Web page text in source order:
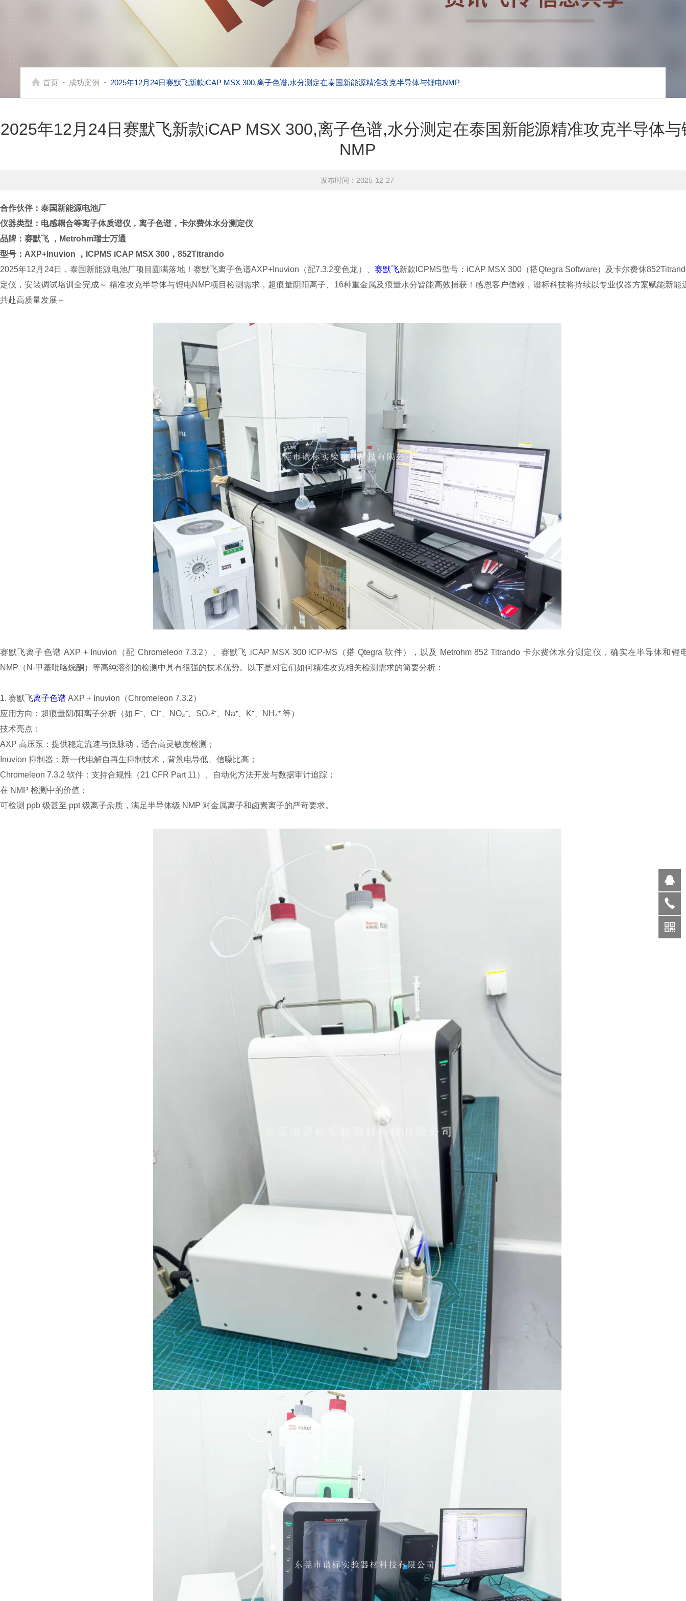
首页 - 成功案例 - 2025年12月24日赛默飞新款iCAP MSX 300,离子色谱,水分测定在泰国新能源精准攻克半导体与锂电NMP
2025年12月24日赛默飞新款iCAP MSX 300,离子色谱,水分测定在泰国新能源精准攻克半导体与
NMP
发布时间：2025-12-27
合作伙伴： 泰国新能源电池厂
仪器类型：电感耦合等离子体质谱仪， 离子色谱，卡尔费休水分测定仪
品牌： 赛默飞 ， Metrohm瑞士万通
型号： AXP+Inuvion ，ICPMS iCAP MSX 300，852Titrando
2025年12月24日，泰国新能源电池厂项目圆满落地！赛默飞离子色谱AXP+Inuvion（配7.3.2变色龙）、 赛默飞新款ICPMS型号：iCAP MSX 300（搭Qtegra Software）及卡尔费休
定仪，安装调试培训全完成～ 精准攻克半导体与锂电NMP项目检测需求，超痕量阴阳离子、16种重金属及痕量水分皆能高效捕获！感恩客户信赖，谱标科技将持续以专业仪器方案赋能新能
共赴高质量发展～
赛默飞离子色谱 AXP + Inuvion（配 Chromeleon 7.3.2）、赛默飞 iCAP MSX 300 ICP-MS（搭 Qtegra 软件），以及 Metrohm 852 Titrando 卡尔费休水分测定仪，确实在半导体和锂
NMP（N-甲基吡咯烷酮）等高纯溶剂的检测中具有很强的技术优势。以下是对它们如何精准攻克相关检测需求的简要分析：
1. 赛默飞离子色谱 AXP + Inuvion（Chromeleon 7.3.2）
应用方向：超痕量阴/阳离子分析（如 F⁻、Cl⁻、NO₃⁻、SO₄²⁻、Na⁺、K⁺、NH₄⁺ 等）
技术亮点：
AXP 高压泵：提供稳定流速与低脉动，适合高灵敏度检测；
Inuvion 抑制器：新一代电解自再生抑制技术，背景电导低、信噪比高；
Chromeleon 7.3.2 软件：支持合规性（21 CFR Part 11）、自动化方法开发与数据审计追踪；
在 NMP 检测中的价值：
可检测 ppb 级甚至 ppt 级离子杂质，满足半导体级 NMP 对金属离子和卤素离子的严苛要求。